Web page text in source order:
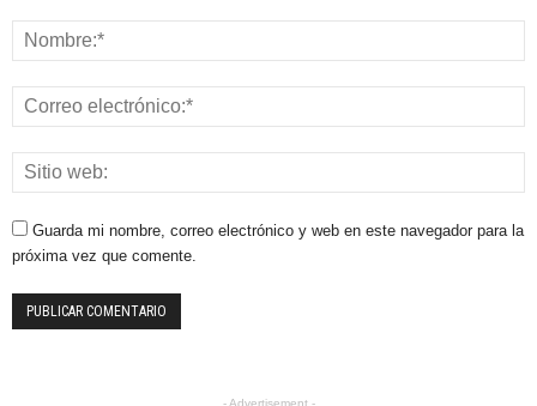
Guarda mi nombre, correo electrónico y web en este navegador para la
próxima vez que comente.
- Advertisement -